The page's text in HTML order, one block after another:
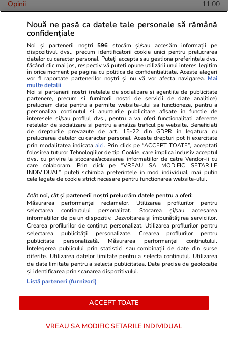
Opinii 11:00
Regimul Dan + Bolojan +
Grindeanu + Fritz, mai nociv
pentru România decât regimul
Iohannis + Ciolacu + Ciucă?
09:00
Fatalismul mioritic e o etapă
sau un blestem? Câteva note
despre presupusa psihologie a
poporului român
19 iul.
Statul român are restanță: Cum
ne prăbușim competitivitatea și
siguranța națională prin
abandonul educației
Nouă ne pasă ca datele tale personale să rămână
confidențiale
Noi și partenerii noștri 596 stocăm și/sau accesăm informații pe
dispozitivul dvs., precum identificatorii cookie unici pentru prelucrarea
datelor cu caracter personal. Puteți accepta sau gestiona preferințele dvs.
făcând clic mai jos, respectiv vă puteți opune utilizării unui interes legitim
în orice moment pe pagina cu politica de confidențialitate. Aceste alegeri
vor fi raportate partenerilor noștri și nu vă vor afecta navigarea. Mai
multe detalii
Noi si partenerii nostri (retelele de socializare si agentiile de publicitate
partenere, precum si furnizorii nostri de servicii de date analitice)
prelucram date pentru a permite website-ului sa functioneze, pentru a
personaliza continutul si anunturile publicitare afisate in functie de
interesele si/sau profilul dvs., pentru a va oferi functionalitati aferente
retelelor de socializare si pentru a analiza traficul pe website. Beneficiati
de drepturile prevazute de art. 15-22 din GDPR in legatura cu
prelucrarea datelor cu caracter personal. Aceste drepturi pot fi exercitate
prin modalitatea indicataaici. Prin click pe “ACCEPT TOATE”, acceptati
folosirea tuturor Tehnologiilor de tip Cookie, care implica inclusiv acceptul
dvs. cu privire la stocarea/accesarea informatiilor de catre Vendor-ii cu
care colaboram. Prin click pe “VREAU SA MODIFIC SETARILE
INDIVIDUAL” puteti schimba preferintele in mod individual, mai putin
cele legate de cookie strict necesare pentru functionarea website-ului.
Atât noi, cât și partenerii noștri prelucrăm datele pentru a oferi:
Măsurarea performanței reclamelor. Utilizarea profilurilor pentru
selectarea conținutului personalizat. Stocarea și/sau accesarea
informațiilor de pe un dispozitiv. Dezvoltarea și îmbunătățirea serviciilor.
Crearea profilurilor de conținut personalizat. Utilizarea profilurilor pentru
selectarea publicității personalizate. Crearea profilurilor pentru
publicitate personalizată. Măsurarea performanței conținutului.
Înțelegerea publicului prin statistici sau combinații de date din surse
diferite. Utilizarea datelor limitate pentru a selecta conținutul. Utilizarea
de date limitate pentru a selecta publicitatea. Date precise de geolocație
și identificarea prin scanarea dispozitivului.
Listă parteneri (furnizori)
ACCEPT TOATE
VREAU SA MODIFIC SETARILE INDIVIDUAL